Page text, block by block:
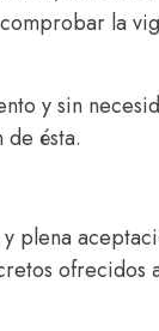
la
y sin
ésta.
plena
ofrecidos